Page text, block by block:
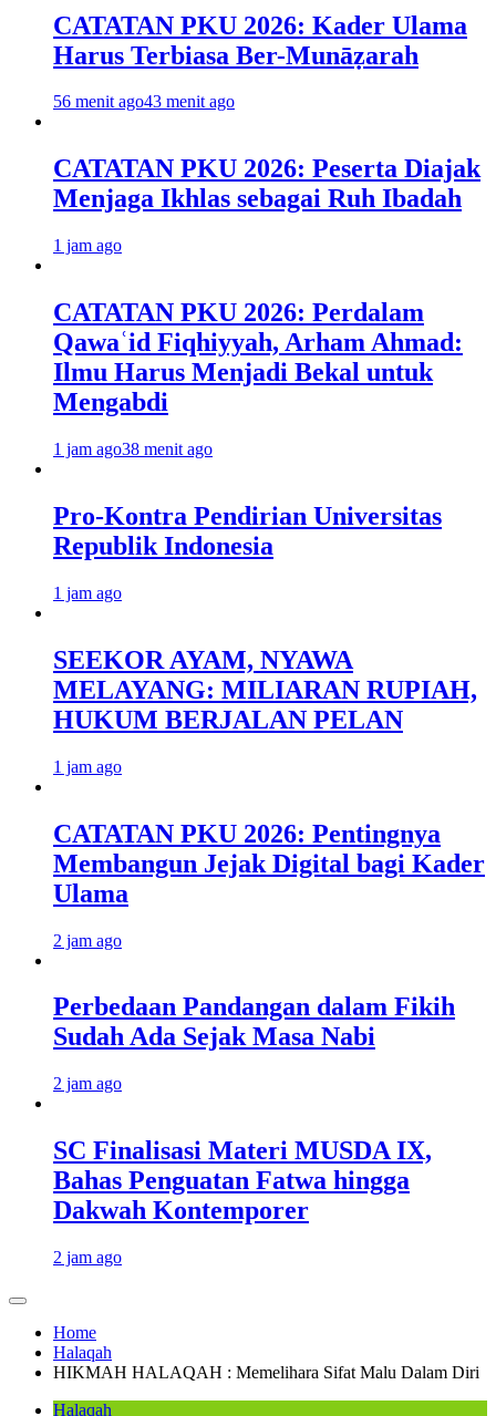
CATATAN PKU 2026: Kader Ulama
Harus Terbiasa Ber-Munāẓarah
56 menit ago43 menit ago
CATATAN PKU 2026: Peserta Diajak
Menjaga Ikhlas sebagai Ruh Ibadah
1 jam ago
CATATAN PKU 2026: Perdalam
Qawaʿid Fiqhiyyah, Arham Ahmad:
Ilmu Harus Menjadi Bekal untuk
Mengabdi
1 jam ago38 menit ago
Pro-Kontra Pendirian Universitas
Republik Indonesia
1 jam ago
SEEKOR AYAM, NYAWA
MELAYANG: MILIARAN RUPIAH,
HUKUM BERJALAN PELAN
1 jam ago
CATATAN PKU 2026: Pentingnya
Membangun Jejak Digital bagi Kader
Ulama
2 jam ago
Perbedaan Pandangan dalam Fikih
Sudah Ada Sejak Masa Nabi
2 jam ago
SC Finalisasi Materi MUSDA IX,
Bahas Penguatan Fatwa hingga
Dakwah Kontemporer
2 jam ago
Home
Halaqah
HIKMAH HALAQAH : Memelihara Sifat Malu Dalam Diri
Halaqah